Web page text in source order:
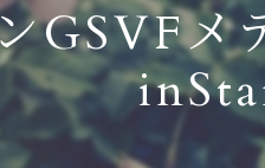
GSVF